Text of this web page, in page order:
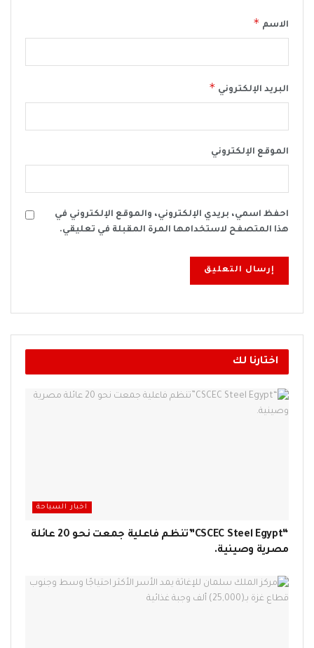
الاسم *
البريد الإلكتروني *
الموقع الإلكتروني
احفظ اسمي، بريدي الإلكتروني، والموقع الإلكتروني في
هذا المتصفح لاستخدامها المرة المقبلة في تعليقي.
اختارنا لك
اخبار السياحة
“CSCEC Steel Egypt”تنظم فاعلية جمعت نحو 20 عائلة
مصرية وصينية.